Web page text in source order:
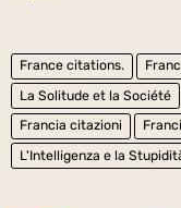
France citations.
La Solitude et la Société
Francia citazioni
L'Intelligenza e la